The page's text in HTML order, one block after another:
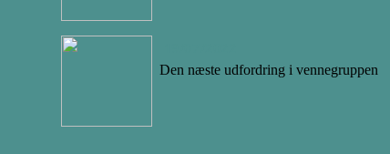
Den næste udfordring i vennegruppen